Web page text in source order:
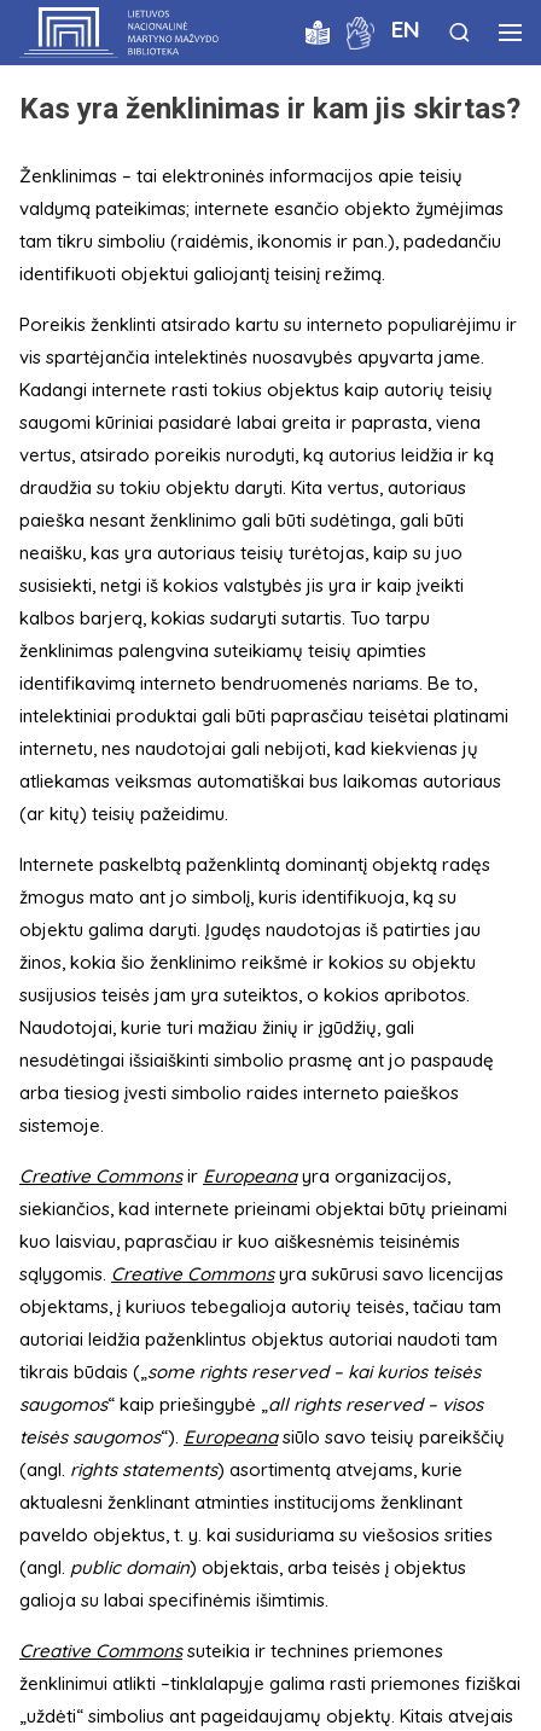
EN
Kas yra ženklinimas ir kam jis skirtas?
Ženklinimas – tai elektroninės informacijos apie teisių
valdymą pateikimas; internete esančio objekto žymėjimas
tam tikru simboliu (raidėmis, ikonomis ir pan.), padedančiu
identifikuoti objektui galiojantį teisinį režimą.
Poreikis ženklinti atsirado kartu su interneto populiarėjimu ir
vis spartėjančia intelektinės nuosavybės apyvarta jame.
Kadangi internete rasti tokius objektus kaip autorių teisių
saugomi kūriniai pasidarė labai greita ir paprasta, viena
vertus, atsirado poreikis nurodyti, ką autorius leidžia ir ką
draudžia su tokiu objektu daryti. Kita vertus, autoriaus
paieška nesant ženklinimo gali būti sudėtinga, gali būti
neaišku, kas yra autoriaus teisių turėtojas, kaip su juo
susisiekti, netgi iš kokios valstybės jis yra ir kaip įveikti
kalbos barjerą, kokias sudaryti sutartis. Tuo tarpu
ženklinimas palengvina suteikiamų teisių apimties
identifikavimą interneto bendruomenės nariams. Be to,
intelektiniai produktai gali būti paprasčiau teisėtai platinami
internetu, nes naudotojai gali nebijoti, kad kiekvienas jų
atliekamas veiksmas automatiškai bus laikomas autoriaus
(ar kitų) teisių pažeidimu.
Internete paskelbtą paženklintą dominantį objektą radęs
žmogus mato ant jo simbolį, kuris identifikuoja, ką su
objektu galima daryti. Įgudęs naudotojas iš patirties jau
žinos, kokia šio ženklinimo reikšmė ir kokios su objektu
susijusios teisės jam yra suteiktos, o kokios apribotos.
Naudotojai, kurie turi mažiau žinių ir įgūdžių, gali
nesudėtingai išsiaiškinti simbolio prasmę ant jo paspaudę
arba tiesiog įvesti simbolio raides interneto paieškos
sistemoje.
Creative Commonsir Europeanayra organizacijos,
siekiančios, kad internete prieinami objektai būtų prieinami
kuo laisviau, paprasčiau ir kuo aiškesnėmis teisinėmis
sąlygomis. Creative Commonsyra sukūrusi savo licencijas
objektams, į kuriuos tebegalioja autorių teisės, tačiau tam
autoriai leidžia paženklintus objektus autoriai naudoti tam
tikrais būdais („ some rights reserved – kai kurios teisės
saugomos“ kaip priešingybė „ all rights reserved – visos
teisės saugomos“). Europeanasiūlo savo teisių pareikščių
(angl. rights statements) asortimentą atvejams, kurie
aktualesni ženklinant atminties institucijoms ženklinant
paveldo objektus, t. y. kai susiduriama su viešosios srities
(angl. public domain) objektais, arba teisės į objektus
galioja su labai specifinėmis išimtimis.
Creative Commonssuteikia ir technines priemones
ženklinimui atlikti –tinklalapyje galima rasti priemones fiziškai
„uždėti“ simbolius ant pageidaujamų objektų. Kitais atvejais